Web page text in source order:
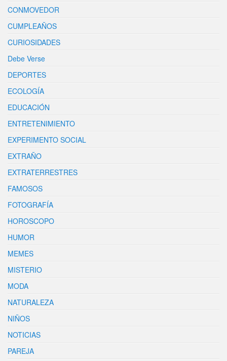
CONMOVEDOR
CUMPLEAÑOS
CURIOSIDADES
Debe Verse
DEPORTES
ECOLOGÍA
EDUCACIÓN
ENTRETENIMIENTO
EXPERIMENTO SOCIAL
EXTRAÑO
EXTRATERRESTRES
FAMOSOS
FOTOGRAFÍA
HOROSCOPO
HUMOR
MEMES
MISTERIO
MODA
NATURALEZA
NIÑOS
NOTICIAS
PAREJA